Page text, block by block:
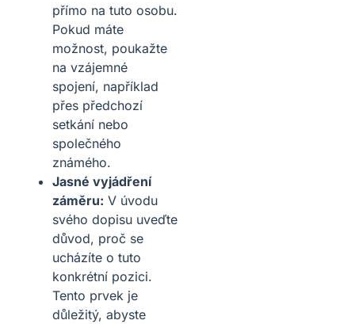
přímo na tuto osobu.
Pokud máte
možnost, poukažte
na vzájemné
spojení, například
přes předchozí
setkání nebo
společného
známého.
Jasné vyjádření
záměru: V úvodu
svého dopisu uveďte
důvod, proč se
ucházíte o tuto
konkrétní pozici.
Tento prvek je
důležitý, abyste